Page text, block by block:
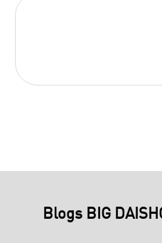
Blogs BIG